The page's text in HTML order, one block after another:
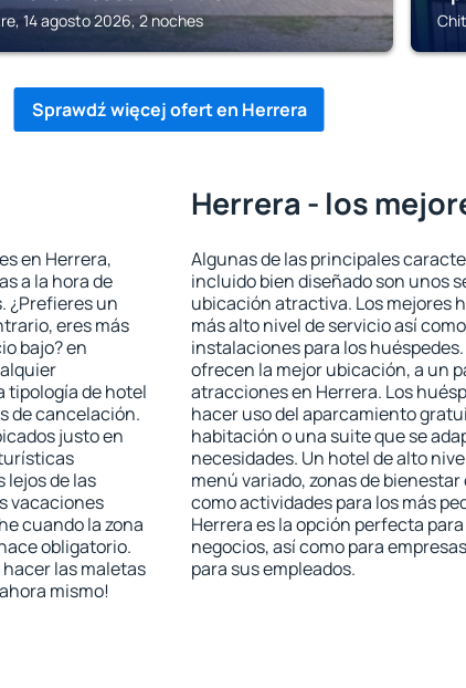
14 agosto 2026, 2 noches
Sprawdź więcej ofert en Herrera
en Herrera,
a la hora de
¿Prefieres un
eres más
bajo? en
tipología de hotel
de cancelación.
justo en
lejos de las
vacaciones
cuando la zona
obligatorio.
hacer las maletas
mismo!
Herrera - los
Algunas de las principales
incluido bien diseñado son unos
ubicación atractiva. Los mejores
más alto nivel de servicio así
instalaciones para los
ofrecen la mejor ubicación, a un
atracciones en Herrera. Los
hacer uso del aparcamiento
habitación o una suite que se
necesidades. Un hotel de alto
menú variado, zonas de
como actividades para los más
Herrera es la opción perfecta
negocios, así como para
para sus empleados.